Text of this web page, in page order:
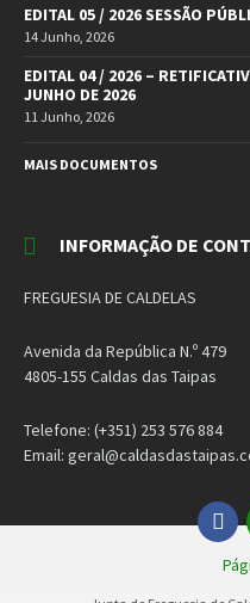
EDITAL 05 / 2026 SESSÃO
14 Junho, 2026
EDITAL 04 / 2026 –
JUNHO DE 2026
11 Junho, 2026
MAIS DOCUMENTOS
INFORMAÇÃO DE
FREGUESIA DE CALDELAS
Avenida da República N.º 479
4805-155 Caldas das Taipas
Telefone: (+351) 253 576 884
Email: